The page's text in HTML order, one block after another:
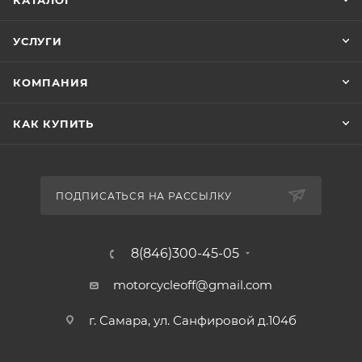
УСЛУГИ
КОМПАНИЯ
КАК КУПИТЬ
ПОДПИСАТЬСЯ НА РАССЫЛКУ
8(846)300-45-05
motorcycleoff@gmail.com
г. Самара, ул. Санфировой д.104б